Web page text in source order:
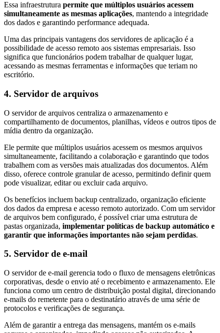
Essa infraestrutura permite que múltiplos usuários acessem
simultaneamente as mesmas aplicações, mantendo a integridade
dos dados e garantindo performance adequada.
Uma das principais vantagens dos servidores de aplicação é a
possibilidade de acesso remoto aos sistemas empresariais. Isso
significa que funcionários podem trabalhar de qualquer lugar,
acessando as mesmas ferramentas e informações que teriam no
escritório.
4. Servidor de arquivos
O servidor de arquivos centraliza o armazenamento e
compartilhamento de documentos, planilhas, vídeos e outros tipos de
mídia dentro da organização.
Ele permite que múltiplos usuários acessem os mesmos arquivos
simultaneamente, facilitando a colaboração e garantindo que todos
trabalhem com as versões mais atualizadas dos documentos. Além
disso, oferece controle granular de acesso, permitindo definir quem
pode visualizar, editar ou excluir cada arquivo.
Os benefícios incluem backup centralizado, organização eficiente
dos dados da empresa e acesso remoto autorizado. Com um servidor
de arquivos bem configurado, é possível criar uma estrutura de
pastas organizada, implementar políticas de backup automático e
garantir que informações importantes não sejam perdidas.
5. Servidor de e-mail
O servidor de e-mail gerencia todo o fluxo de mensagens eletrônicas
corporativas, desde o envio até o recebimento e armazenamento. Ele
funciona como um centro de distribuição postal digital, direcionando
e-mails do remetente para o destinatário através de uma série de
protocolos e verificações de segurança.
Além de garantir a entrega das mensagens, mantém os e-mails